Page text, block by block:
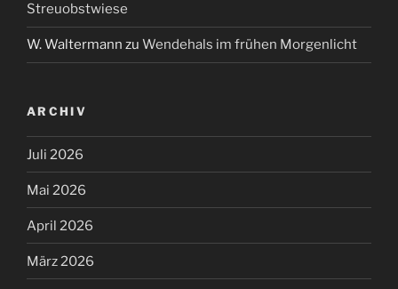
Streuobstwiese
W. Waltermann zu Wendehals im frühen Morgenlicht
ARCHIV
Juli 2026
Mai 2026
April 2026
März 2026